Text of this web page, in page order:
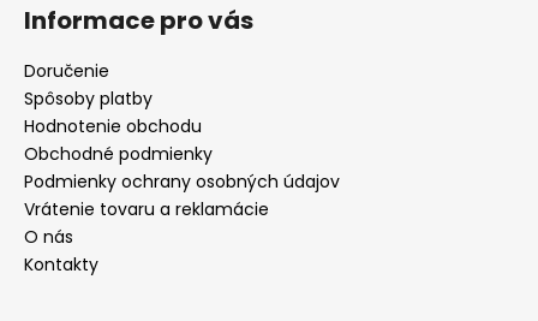
Informace pro vás
Doručenie
Spôsoby platby
Hodnotenie obchodu
Obchodné podmienky
Podmienky ochrany osobných údajov
Vrátenie tovaru a reklamácie
O nás
Kontakty